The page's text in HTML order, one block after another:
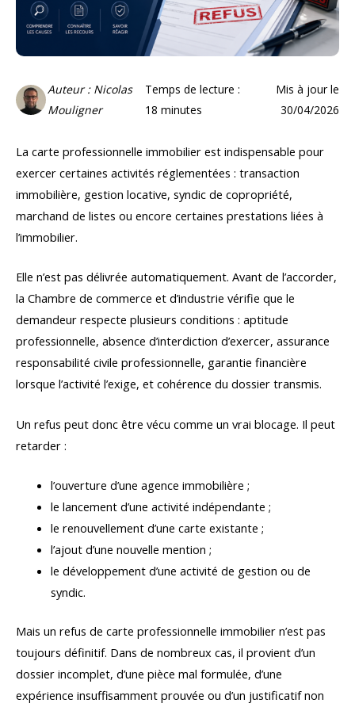
Auteur : Nicolas
Mouligner
Temps de lecture :
18 minutes
Mis à jour le
30/04/2026
La carte professionnelle immobilier est indispensable pour
exercer certaines activités réglementées : transaction
immobilière, gestion locative, syndic de copropriété,
marchand de listes ou encore certaines prestations liées à
l’immobilier.
Elle n’est pas délivrée automatiquement. Avant de l’accorder,
la Chambre de commerce et d’industrie vérifie que le
demandeur respecte plusieurs conditions : aptitude
professionnelle, absence d’interdiction d’exercer, assurance
responsabilité civile professionnelle, garantie financière
lorsque l’activité l’exige, et cohérence du dossier transmis.
Un refus peut donc être vécu comme un vrai blocage. Il peut
retarder :
l’ouverture d’une agence immobilière ;
le lancement d’une activité indépendante ;
le renouvellement d’une carte existante ;
l’ajout d’une nouvelle mention ;
le développement d’une activité de gestion ou de
syndic.
Mais un refus de carte professionnelle immobilier n’est pas
toujours définitif. Dans de nombreux cas, il provient d’un
dossier incomplet, d’une pièce mal formulée, d’une
expérience insuffisamment prouvée ou d’un justificatif non